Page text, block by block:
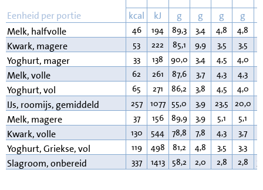
Eenheid per portie kcal kJ g g g g
Melk, halfvolle
46 194 89,3 3,4 4,8 4,8
Kwark, magere 53 222 85,1 9,9 3,5 3,5
Yoghurt, mager 33 138 90,0 3,4 4,5 4,0
Melk, volle 62 261 87,6 3,7 4,3 4,3
Yoghurt, vol 65 271 86,2 3,8 4,5 4,0
IJs, roomijs, gemiddeld 257 1077 55,0 3,9 23,5 20,0
Melk, magere 37 156 89,9 3,9 5,1 5,1
Kwark, volle 130 544 78,8 7,8 4,3 3,7
Yoghurt, Griekse, vol 119 498 81,2 4,8 3,5 3,3
Slagroom, onbereid 337 1413 58,2 2,0 2,8 2,8